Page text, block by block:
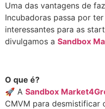
Uma das vantagens de
Incubadoras passa por
interessantes para as
divulgamos a Sandbox
O que é?
🚀 A Sandbox
CMVM para desmistificar